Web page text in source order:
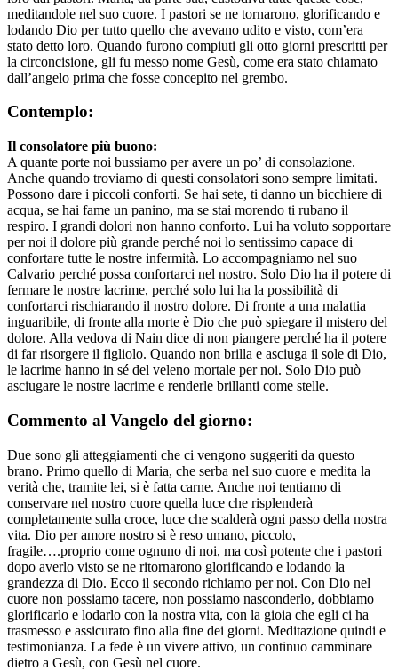
meditandole nel suo cuore. I pastori se ne tornarono, glorificando e
lodando Dio per tutto quello che avevano udito e visto, com’era
stato detto loro. Quando furono compiuti gli otto giorni prescritti per
la circoncisione, gli fu messo nome Gesù, come era stato chiamato
dall’angelo prima che fosse concepito nel grembo.
Contemplo:
Il consolatore più buono:
A quante porte noi bussiamo per avere un po’ di consolazione.
Anche quando troviamo di questi consolatori sono sempre limitati.
Possono dare i piccoli conforti. Se hai sete, ti danno un bicchiere di
acqua, se hai fame un panino, ma se stai morendo ti rubano il
respiro. I grandi dolori non hanno conforto. Lui ha voluto sopportare
per noi il dolore più grande perché noi lo sentissimo capace di
confortare tutte le nostre infermità. Lo accompagniamo nel suo
Calvario perché possa confortarci nel nostro. Solo Dio ha il potere di
fermare le nostre lacrime, perché solo lui ha la possibilità di
confortarci rischiarando il nostro dolore. Di fronte a una malattia
inguaribile, di fronte alla morte è Dio che può spiegare il mistero del
dolore. Alla vedova di Nain dice di non piangere perché ha il potere
di far risorgere il figliolo. Quando non brilla e asciuga il sole di Dio,
le lacrime hanno in sé del veleno mortale per noi. Solo Dio può
asciugare le nostre lacrime e renderle brillanti come stelle.
Commento al Vangelo del giorno:
Due sono gli atteggiamenti che ci vengono suggeriti da questo
brano. Primo quello di Maria, che serba nel suo cuore e medita la
verità che, tramite lei, si è fatta carne. Anche noi tentiamo di
conservare nel nostro cuore quella luce che risplenderà
completamente sulla croce, luce che scalderà ogni passo della nostra
vita. Dio per amore nostro si è reso umano, piccolo,
fragile….proprio come ognuno di noi, ma così potente che i pastori
dopo averlo visto se ne ritornarono glorificando e lodando la
grandezza di Dio. Ecco il secondo richiamo per noi. Con Dio nel
cuore non possiamo tacere, non possiamo nasconderlo, dobbiamo
glorificarlo e lodarlo con la nostra vita, con la gioia che egli ci ha
trasmesso e assicurato fino alla fine dei giorni. Meditazione quindi e
testimonianza. La fede è un vivere attivo, un continuo camminare
dietro a Gesù, con Gesù nel cuore.